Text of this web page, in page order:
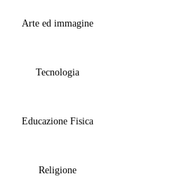
Arte ed immagine
Tecnologia
Educazione Fisica
Religione